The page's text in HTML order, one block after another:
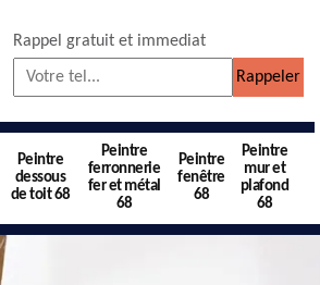
Rappel gratuit et immediat
Peintre
dessous
de toit 68
Peintre
ferronnerie
fer et métal
68
Peintre
fenêtre
68
Peintre
mur et
plafond
68